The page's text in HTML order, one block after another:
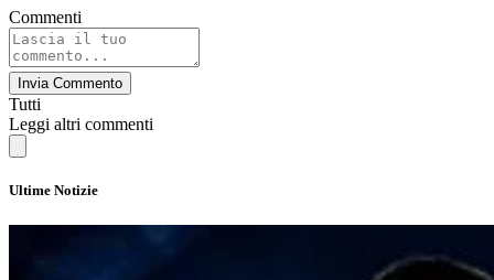
Commenti
Invia Commento
Tutti
Leggi altri commenti
Ultime Notizie